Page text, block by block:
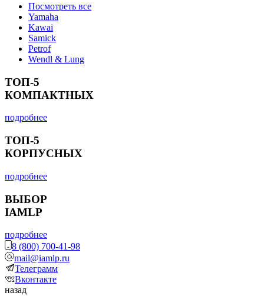
Посмотреть все
Yamaha
Kawai
Samick
Petrof
Wendl & Lung
ТОП-5
КОМПАКТНЫХ
подробнее
ТОП-5
КОРПУСНЫХ
подробнее
ВЫБОР
IAMLP
подробнее
8 (800) 700-41-98
mail@iamlp.ru
Телеграмм
Вконтакте
назад